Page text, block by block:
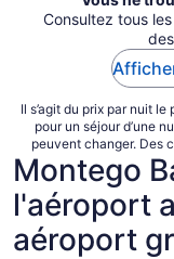
Consultez tous
Il s’agit du prix par nuit
pour un séjour d’une
peuvent changer. Des
Montego
l'aéroport
aéroport